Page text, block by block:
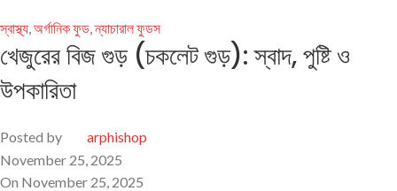
স্বাস্থ্য,অর্গানিক ফুড,ন্যাচারাল ফুডস
খেজুরের বিজ গুড় (চকলেট গুড়): স্বাদ, পুষ্টি ও
উপকারিতা
Posted by
arphishop
November 25, 2025
On November 25, 2025